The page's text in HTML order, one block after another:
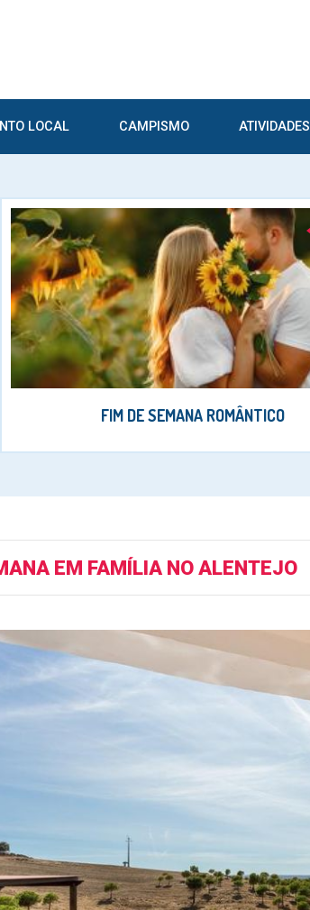
LOCAL CAMPISMO ATIVIDADES
FIM DE SEMANA ROMÂNTICO
EM FAMÍLIA NO ALENTEJO